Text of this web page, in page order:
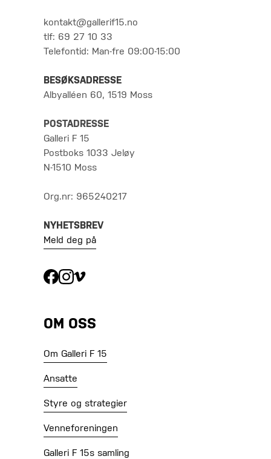
kontakt@gallerif15.no
tlf: 69 27 10 33
Telefontid: Man-fre 09:00-15:00
BESØKSADRESSE
Albyalléen 60, 1519 Moss
POSTADRESSE
Galleri F 15
Postboks 1033 Jeløy
N-1510 Moss
Org.nr: 965240217
NYHETSBREV
Meld deg på
OM OSS
Om Galleri F 15
Ansatte
Styre og strategier
Venneforeningen
Galleri F 15s samling